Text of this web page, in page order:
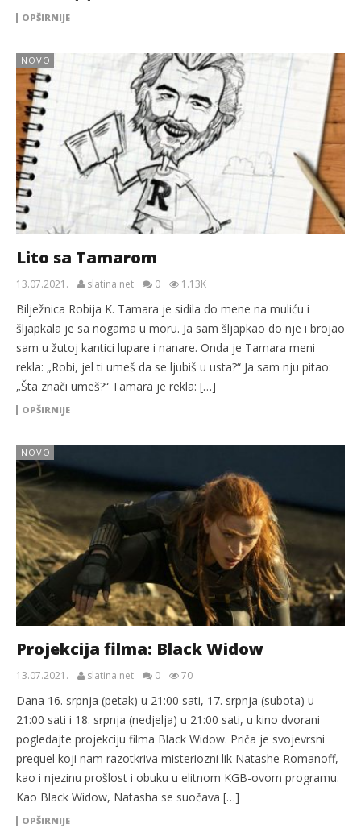
OPŠIRNIJE
NOVO
Lito sa Tamarom
13.07.2021. slatina.net 0 1.13K
Bilježnica Robija K. Tamara je sidila do mene na muliću i
šljapkala je sa nogama u moru. Ja sam šljapkao do nje i brojao
sam u žutoj kantici lupare i nanare. Onda je Tamara meni
rekla: „Robi, jel ti umeš da se ljubiš u usta?“ Ja sam nju pitao:
„Šta znači umeš?“ Tamara je rekla: […]
OPŠIRNIJE
NOVO
Projekcija filma: Black Widow
13.07.2021. slatina.net 0 70
Dana 16. srpnja (petak) u 21:00 sati, 17. srpnja (subota) u
21:00 sati i 18. srpnja (nedjelja) u 21:00 sati, u kino dvorani
pogledajte projekciju filma Black Widow. Priča je svojevrsni
prequel koji nam razotkriva misteriozni lik Natashe Romanoff,
kao i njezinu prošlost i obuku u elitnom KGB-ovom programu.
Kao Black Widow, Natasha se suočava […]
OPŠIRNIJE